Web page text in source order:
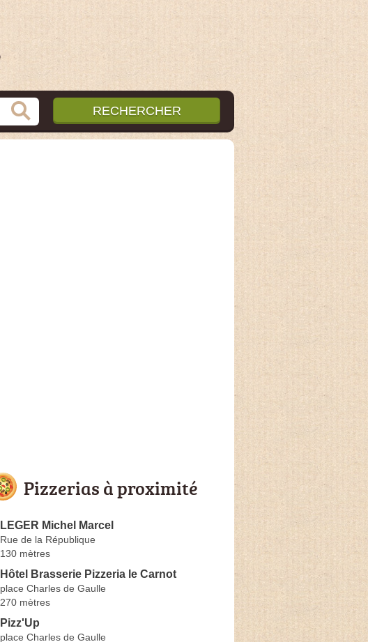
Pizzerias à proximité
LEGER Michel Marcel
Rue de la République
130 mètres
Hôtel Brasserie Pizzeria le Carnot
place Charles de Gaulle
270 mètres
Pizz'Up
place Charles de Gaulle